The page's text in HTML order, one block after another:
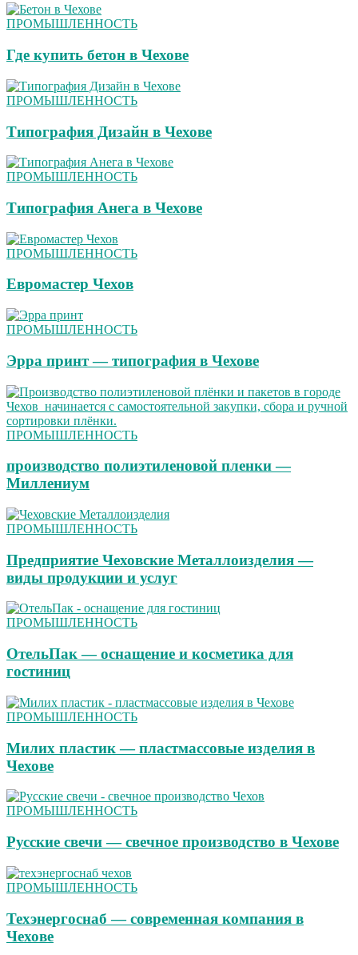
ПРОМЫШЛЕННОСТЬ
Где купить бетон в Чехове
ПРОМЫШЛЕННОСТЬ
Типография Дизайн в Чехове
ПРОМЫШЛЕННОСТЬ
Типография Анега в Чехове
ПРОМЫШЛЕННОСТЬ
Евромастер Чехов
ПРОМЫШЛЕННОСТЬ
Эрра принт — типография в Чехове
ПРОМЫШЛЕННОСТЬ
производство полиэтиленовой пленки —
Миллениум
ПРОМЫШЛЕННОСТЬ
Предприятие Чеховские Металлоизделия —
виды продукции и услуг
ПРОМЫШЛЕННОСТЬ
ОтельПак — оснащение и косметика для
гостиниц
ПРОМЫШЛЕННОСТЬ
Милих пластик — пластмассовые изделия в
Чехове
ПРОМЫШЛЕННОСТЬ
Русские свечи — свечное производство в Чехове
ПРОМЫШЛЕННОСТЬ
Техэнергоснаб — современная компания в
Чехове